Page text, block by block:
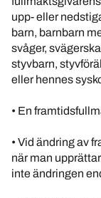
upp- eller
barn, barnbarn
svåger,
styvbarn,
eller hennes
• En
• Vid ändring av
när man
inte ändringen